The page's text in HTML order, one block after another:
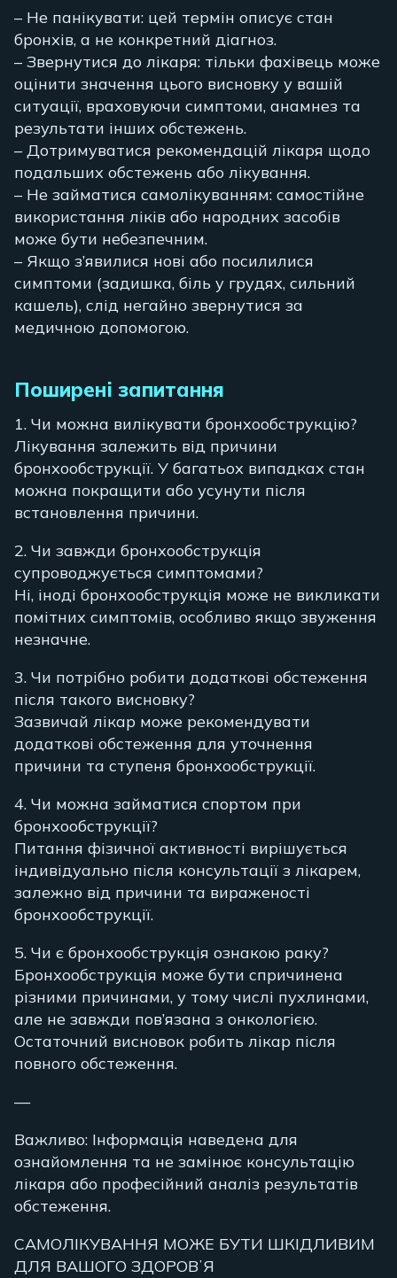
– Не панікувати: цей термін описує стан
бронхів, а не конкретний діагноз.
– Звернутися до лікаря: тільки фахівець може
оцінити значення цього висновку у вашій
ситуації, враховуючи симптоми, анамнез та
результати інших обстежень.
– Дотримуватися рекомендацій лікаря щодо
подальших обстежень або лікування.
– Не займатися самолікуванням: самостійне
використання ліків або народних засобів
може бути небезпечним.
– Якщо з’явилися нові або посилилися
симптоми (задишка, біль у грудях, сильний
кашель), слід негайно звернутися за
медичною допомогою.
Поширені запитання
1. Чи можна вилікувати бронхообструкцію?
Лікування залежить від причини
бронхообструкції. У багатьох випадках стан
можна покращити або усунути після
встановлення причини.
2. Чи завжди бронхообструкція
супроводжується симптомами?
Ні, іноді бронхообструкція може не викликати
помітних симптомів, особливо якщо звуження
незначне.
3. Чи потрібно робити додаткові обстеження
після такого висновку?
Зазвичай лікар може рекомендувати
додаткові обстеження для уточнення
причини та ступеня бронхообструкції.
4. Чи можна займатися спортом при
бронхообструкції?
Питання фізичної активності вирішується
індивідуально після консультації з лікарем,
залежно від причини та вираженості
бронхообструкції.
5. Чи є бронхообструкція ознакою раку?
Бронхообструкція може бути спричинена
різними причинами, у тому числі пухлинами,
але не завжди пов’язана з онкологією.
Остаточний висновок робить лікар після
повного обстеження.
—
Важливо: Інформація наведена для
ознайомлення та не замінює консультацію
лікаря або професійний аналіз результатів
обстеження.
САМОЛІКУВАННЯ МОЖЕ БУТИ ШКІДЛИВИМ
ДЛЯ ВАШОГО ЗДОРОВʼЯ